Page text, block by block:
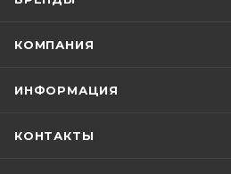
КОМПАНИЯ
ИНФОРМАЦИЯ
КОНТАКТЫ